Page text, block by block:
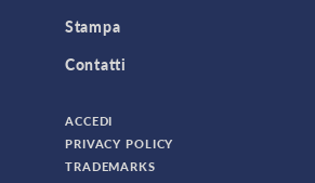
Stampa
Contatti
ACCEDI
PRIVACY POLICY
TRADEMARKS